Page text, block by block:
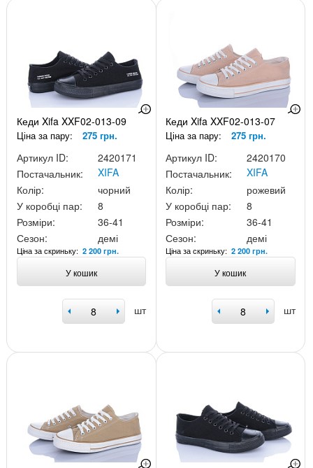
Кеди Xifa XXF02-013-09
Ціна за пару: 275 грн.
Артикул ID:
2420171
Постачальник:
XIFA
Колір:
чорний
У коробці пар:
8
Розміри:
36-41
Сезон:
демі
Ціна за скриньку: 2 200 грн.
У кошик
шт
Кеди Xifa XXF02-013-07
Ціна за пару: 275 грн.
Артикул ID:
2420170
Постачальник:
XIFA
Колір:
рожевий
У коробці пар:
8
Розміри:
36-41
Сезон:
демі
Ціна за скриньку:2 200 грн.
У кошик
шт